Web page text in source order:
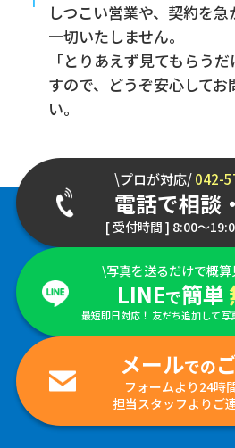
しつこい営業や、契約を
一切いたしません。
「とりあえず見てもらう
すので、どうぞ安心してお
い。
\プロが対応/042-
電話で相談
[ 受付時間 ] 8:00～
\写真を送るだけで概
LINEで簡単
最短即日対応！ 友だち追加して写
メールでの
フォームより24時
担当スタッフよりご